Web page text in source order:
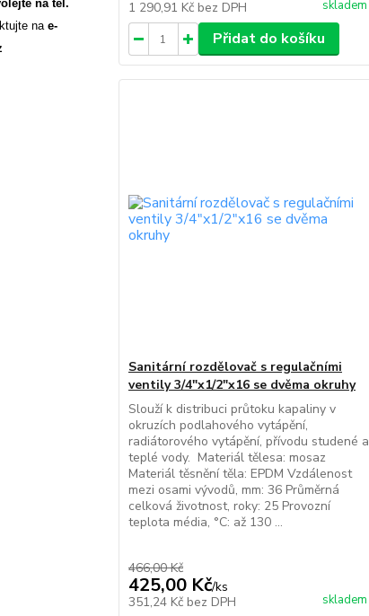
na tel.
nae-
1 290,91 Kč bez DPH skladem
Přidat do košíku
Sanitární rozdělovač s regulačními
ventily 3/4"x1/2"x16 se dvěma okruhy
Slouží k distribuci průtoku kapaliny v
okruzích podlahového vytápění,
radiátorového vytápění, přívodu studené a
teplé vody. Materiál tělesa: mosaz
Materiál těsnění těla: EPDM Vzdálenost
mezi osami vývodů, mm: 36 Průměrná
celková životnost, roky: 25 Provozní
teplota média, °C: až 130 ...
466,00 Kč
425,00 Kč/ks
351,24 Kč bez DPH skladem